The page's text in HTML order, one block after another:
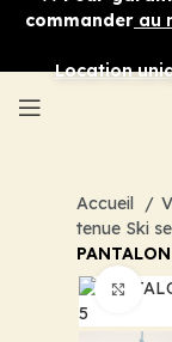
commander au
Location
Accueil
tenue Ski